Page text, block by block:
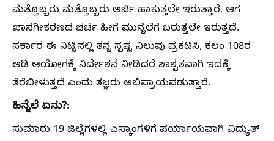
ಮತ್ತೊಬ್ಬರು ಮತ್ತೊಬ್ಬರು ಅರ್ಜಿ ಹಾಕುತ್ತಲೇ ಇರುತ್ತಾರೆ. ಆಗ
ಖಾಸಗೀಕರಣದ ಚರ್ಚೆ ಹೀಗೆ ಮುನ್ನೆಲೆಗೆ ಬರುತ್ತಲೇ ಇರುತ್ತದೆ.
ಸರ್ಕಾರ ಈ ನಿಟ್ಟಿನಲ್ಲಿ ತನ್ನ ಸ್ಪಷ್ಟ ನಿಲುವು ಪ್ರಕಟಿಸಿ, ಕಲಂ 108ರ
ಅಡಿ ಆಯೋಗಕ್ಕೆ ನಿರ್ದೇಶನ ನೀಡಿದರೆ ಶಾಶ್ವತವಾಗಿ ಇದಕ್ಕೆ
ತೆರೆಬೀಳುತ್ತದೆ ಎಂದು ತಜ್ಞರು ಅಭಿಪ್ರಾಯಪಡುತ್ತಾರೆ.
ಹಿನ್ನೆಲೆ ಏನು?:
ಸುಮಾರು 19 ಜಿಲ್ಲೆಗಳಲ್ಲಿ ಎಸ್ಕಾಂಗಳಿಗೆ ಪರ್ಯಾಯವಾಗಿ ವಿದ್ಯುತ್‌